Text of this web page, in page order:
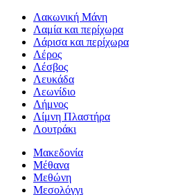
Λακωνική Μάνη
Λαμία και περίχωρα
Λάρισα και περίχωρα
Λέρος
Λέσβος
Λευκάδα
Λεωνίδιο
Λήμνος
Λίμνη Πλαστήρα
Λουτράκι
Μακεδονία
Μέθανα
Μεθώνη
Μεσολόγγι